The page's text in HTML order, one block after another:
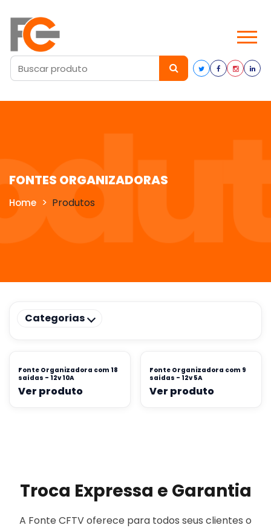
FONTES ORGANIZADORAS
Home Produtos
Categorias
Fonte Organizadora com 18
saídas - 12v 10A
Ver produto
Fonte Organizadora com 9
saídas - 12v 5A
Ver produto
Troca Expressa e Garantia
A Fonte CFTV oferece para todos seus clientes o